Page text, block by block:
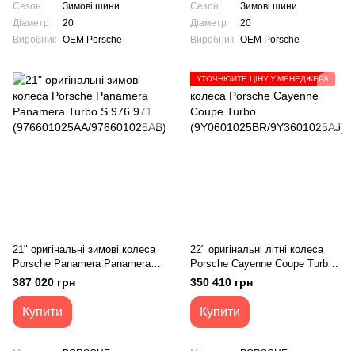
Сезон
Зимові шини
Діаметр
20
Виробник OEM Porsche
Сезон
Зимові шини
Діаметр
20
Виробник OEM Porsche
21" оригінальні зимові колеса
Porsche Panamera Panamera
Turbo S 976 971
(976601025AA/976601025AB)
387 020 грн
Купити
УТОЧНЮЙТЕ ЦІНУ У МЕНЕДЖЕРА
22" оригінальні літні колеса
Porsche Cayenne Coupe Turbo
(9Y0601025BR/9Y3601025AJ)
350 410 грн
Купити